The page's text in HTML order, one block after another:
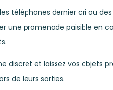
téléphones dernier cri ou
une promenade paisible en
discret et laissez vos objets
de leurs sorties.